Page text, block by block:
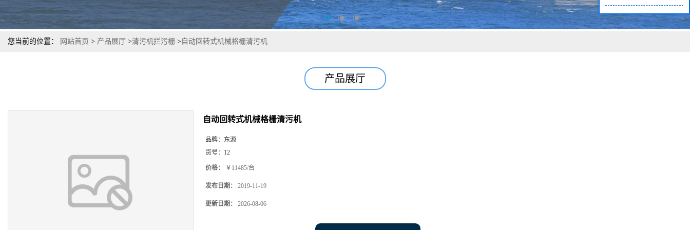
您当前的位置： 网站首页 > 产品展厅 >清污机拦污栅 > 自动回转式机械格栅清污机
产品展厅
自动回转式机械格栅清污机
品牌： 东源
货号： 12
价格： ￥11485/台
发布日期： 2019-11-19
更新日期： 2026-08-06